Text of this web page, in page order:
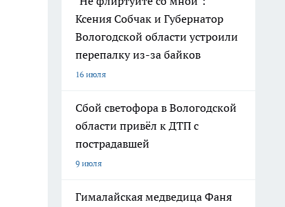
Ксения Собчак и Губернатор
Вологодской области устроили
перепалку из-за байков
16 июля
Сбой светофора в Вологодской
области привёл к ДТП с
пострадавшей
9 июля
Гималайская медведица Фаня